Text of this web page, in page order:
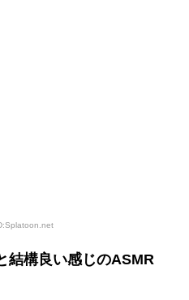
結構良い感じのASMR